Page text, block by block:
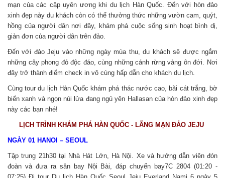
mạn của các cặp uyên ương khi du lịch Hàn Quốc. Đến với hòn đảo
xinh đẹp này du khách còn có thể thưởng thức những vườn cam, quýt,
hồng của người dân nơi đây, khám phá cuộc sống sinh hoạt bình dị,
giản đơn của người dân trên đảo.
Đến với đảo Jeju vào những ngày mùa thu, du khách sẽ được ngắm
những cây phong đỏ độc đáo, cùng những cánh rừng vàng ôn đới. Nơi
đây trở thành điểm check in vô cùng hấp dẫn cho khách du lịch.
Cùng tour du lịch Hàn Quốc khám phá thác nước cao, bãi cát trắng, bờ
biển xanh và ngọn núi lửa đang ngủ yên Hallasan của hòn đảo xinh đẹp
này các bạn nhé!
LỊCH TRÌNH KHÁM PHÁ HÀN QUỐC - LÃNG MẠN ĐẢO JEJU
NGÀY 01 HANOI – SEOUL
Tập trung 21h30 tại Nhà Hát Lớn, Hà Nội. Xe và hướng dẫn viên đón
đoàn và đưa ra sân bay Nội Bài, đáp chuyến bay7C 2804 (01:20 -